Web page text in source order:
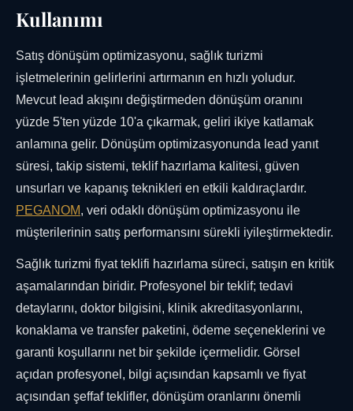
Kullanımı
Satış dönüşüm optimizasyonu, sağlık turizmi
işletmelerinin gelirlerini artırmanın en hızlı yoludur.
Mevcut lead akışını değiştirmeden dönüşüm oranını
yüzde 5'ten yüzde 10'a çıkarmak, geliri ikiye katlamak
anlamına gelir. Dönüşüm optimizasyonunda lead yanıt
süresi, takip sistemi, teklif hazırlama kalitesi, güven
unsurları ve kapanış teknikleri en etkili kaldıraçlardır.
PEGANOM, veri odaklı dönüşüm optimizasyonu ile
müşterilerinin satış performansını sürekli iyileştirmektedir.
Sağlık turizmi fiyat teklifi hazırlama süreci, satışın en kritik
aşamalarından biridir. Profesyonel bir teklif; tedavi
detaylarını, doktor bilgisini, klinik akreditasyonlarını,
konaklama ve transfer paketini, ödeme seçeneklerini ve
garanti koşullarını net bir şekilde içermelidir. Görsel
açıdan profesyonel, bilgi açısından kapsamlı ve fiyat
açısından şeffaf teklifler, dönüşüm oranlarını önemli